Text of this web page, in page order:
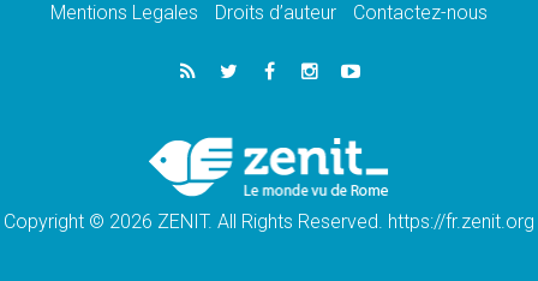
«La visite du Pape en Uruguay renforcera
05.08.2026
Le nonce en Ukraine: «Il est inquiétant
Léon XIV au Pérou, une lueur d'espoir pour
un peuple en quête de paix
Mentions Legales
Droits d’auteur Contactez-nous
Copyright © 2026 ZENIT. All Rights Reserved. https://fr.zenit.org